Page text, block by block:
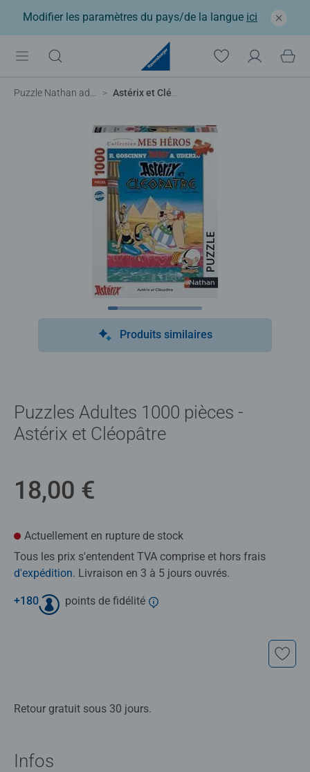
Modifier les paramètres du pays/de la langue ici
Puzzle Nathan adulte Astérix et Cléopâtre
Produits similaires
Puzzles Adultes 1000 pièces -
Astérix et Cléopâtre
18,00 €
Actuellement en rupture de stock
Tous les prix s'entendent TVA comprise et hors frais
d'expédition. Livraison en 3 à 5 jours ouvrés.
+180 points de fidélité
Retour gratuit sous 30 jours.
Infos